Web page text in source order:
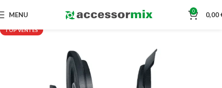
MENU 0 0,00
TOP VENTES